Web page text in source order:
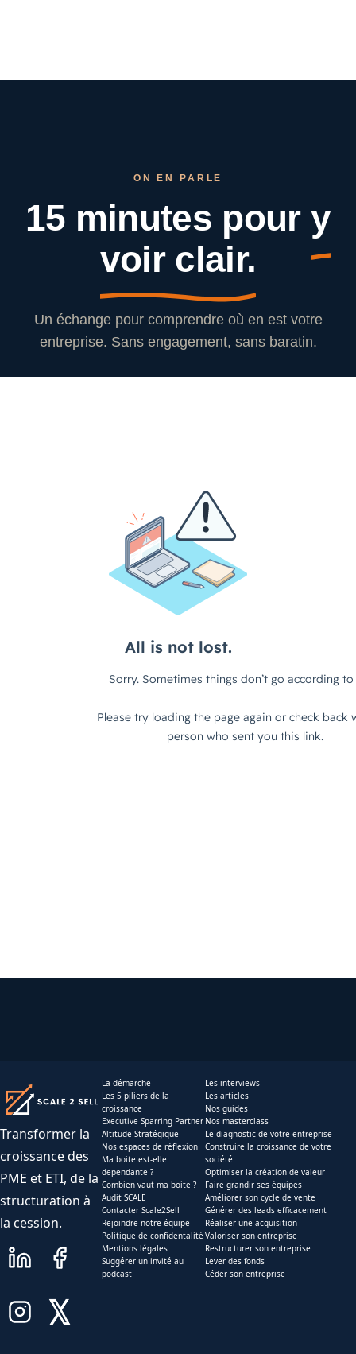
ON EN PARLE
15 minutes pour y
voir clair.
Un échange pour comprendre où en est votre
entreprise. Sans engagement, sans baratin.
Transformer la
croissance des
PME et ETI, de la
structuration à
la cession.
La démarche
Les 5 piliers de la
croissance
Executive Sparring Partner
Altitude Stratégique
Nos espaces de réflexion
Ma boite est-elle
dependante ?
Combien vaut ma boite ?
Audit SCALE
Contacter Scale2Sell
Rejoindre notre équipe
Politique de confidentalité
Mentions légales
Suggérer un invité au
podcast
Les interviews
Les articles
Nos guides
Nos masterclass
Le diagnostic de votre entreprise
Construire la croissance de votre
société
Optimiser la création de valeur
Faire grandir ses équipes
Améliorer son cycle de vente
Générer des leads efficacement
Réaliser une acquisition
Valoriser son entreprise
Restructurer son entreprise
Lever des fonds
Céder son entreprise